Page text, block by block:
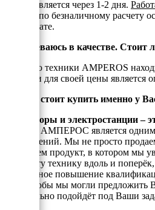
осуществляется через 1-2 дня.
по безналичному расчету
предоплате.
Я сомневаюсь в качестве. Стоит
Качество техники AMPEROS
уровне и для своей цены является
Почему стоит купить именно у
Генераторы и электростанции –
техника АМПЕРОС является
направлений. Мы не просто
реализуем продукт, в котором
знают эту технику вдоль и
постоянное повышение
того, чтобы мы могли предложить
оптимально подойдёт под Ваши